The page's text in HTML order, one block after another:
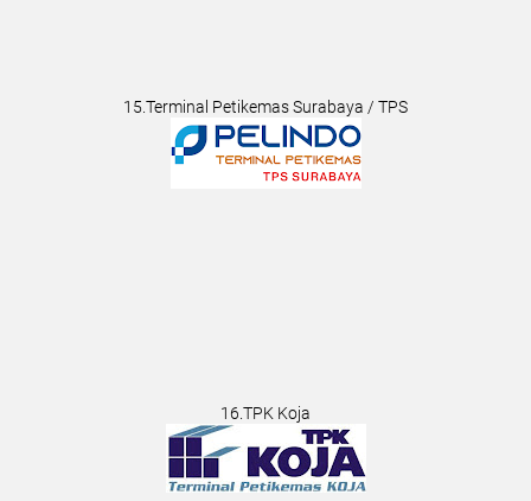
15.Terminal Petikemas Surabaya / TPS
16.TPK Koja